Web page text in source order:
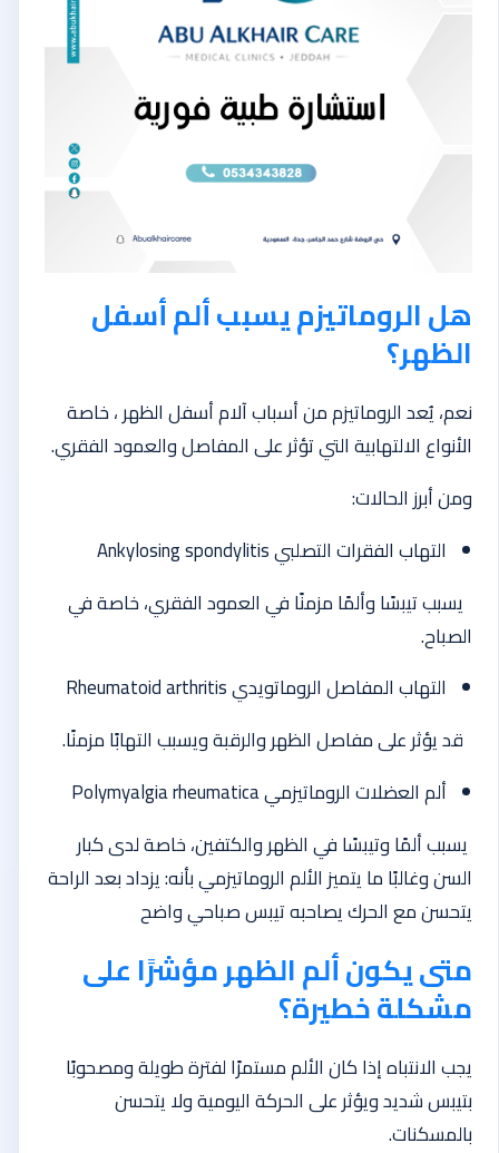
هل الروماتيزم يسبب ألم أسفل
الظهر؟
نعم، يُعد الروماتيزم من أسباب آلام أسفل الظهر ، خاصة
الأنواع الالتهابية التي تؤثر على المفاصل والعمود الفقري.
ومن أبرز الحالات:
التهاب الفقرات التصلبيAnkylosing spondylitis
يسبب تيبسًا وألمًا مزمنًا في العمود الفقري، خاصة في
الصباح.
التهاب المفاصل الروماتويديRheumatoid arthritis
قد يؤثر على مفاصل الظهر والرقبة ويسبب التهابًا مزمنًا.
ألم العضلات الروماتيزميPolymyalgia rheumatica
يسبب ألمًا وتيبسًا في الظهر والكتفين، خاصة لدى كبار
السن وغالبًا ما يتميز الألم الروماتيزمي بأنه: يزداد بعد الراحة
يتحسن مع الحرك يصاحبه تيبس صباحي واضح
متى يكون ألم الظهر مؤشرًا على
مشكلة خطيرة؟
يجب الانتباه إذا كان الألم مستمرًا لفترة طويلة ومصحوبًا
بتيبس شديد ويؤثر على الحركة اليومية ولا يتحسن
بالمسكنات.